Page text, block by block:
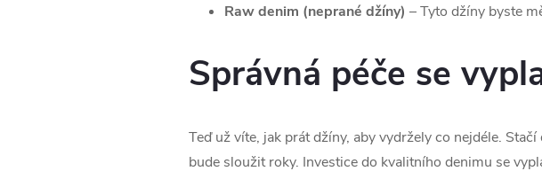
Raw denim (neprané džíny) – Tyto džíny byste
Správná péče se
Teď už víte, jak prát džíny, aby vydržely co nejdéle.
bude sloužit roky. Investice do kvalitního denimu se